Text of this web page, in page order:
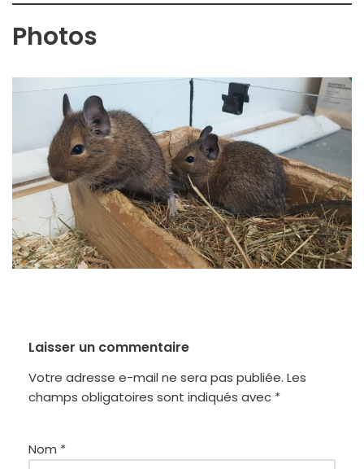
Photos
Laisser un commentaire
Votre adresse e-mail ne sera pas publiée. Les
champs obligatoires sont indiqués avec *
Nom *